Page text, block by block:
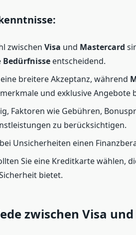
zwischenVisa und Mastercard
Bedürfnisse entscheidend.
breitere Akzeptanz, während
und exklusive Angebote
Faktoren wie Gebühren,
zu berücksichtigen.
Unsicherheiten einen
Sie eine Kreditkarte wählen,
bietet.
zwischen Visa